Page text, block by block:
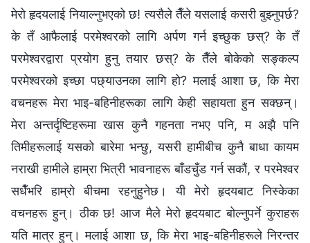
मेरो हृदयलाई नियाल्नुभएको छ! त्यसैले तैँले यसलाई कसरी बुझ्नुपर्छ?
के तँ आफैलाई परमेश्‍वरको लागि अर्पण गर्न इच्छुक छस्? के तँ
परमेश्‍वरद्वारा प्रयोग हुनु तयार छस्? के तैँले बोकेको सङ्कल्प
परमेश्‍वरको इच्छा पछ्याउनका लागि हो? मलाई आशा छ, कि मेरा
वचनहरू मेरा भाइ-बहिनीहरूका लागि केही सहायता हुन सक्छन्।
मेरा अन्तर्दृष्टिहरूमा खास कुनै गहनता नभए पनि, म अझै पनि
तिमीहरूलाई यसको बारेमा भन्छु, यसरी हामीबीच कुनै बाधा कायम
नराखी हामीले हाम्रा भित्री भावनाहरू बाँडचुँड गर्न सकौं, र परमेश्‍वर
सधैँभरि हाम्रो बीचमा रहनुहुनेछ। यी मेरो हृदयबाट निस्केका
वचनहरू हुन्। ठीक छ! आज मैले मेरो हृदयबाट बोल्नुपर्ने कुराहरू
यति मात्र हुन्। मलाई आशा छ, कि मेरा भाइ-बहिनीहरूले निरन्तर